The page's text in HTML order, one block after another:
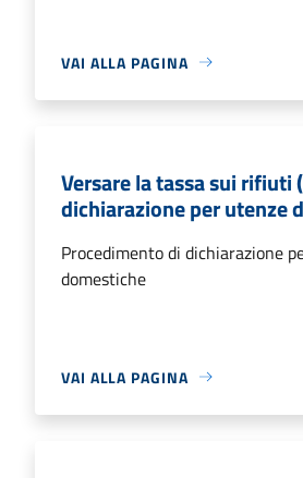
VAI ALLA PAGINA
Versare la tassa sui rifiuti
dichiarazione per utenze
Procedimento di dichiarazione
domestiche
VAI ALLA PAGINA